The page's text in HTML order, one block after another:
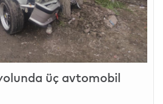
üç avtomobil